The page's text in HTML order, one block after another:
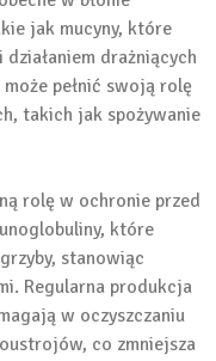
jak mucyny, które
drażniących
pełnić swoją rolę
takich jak spożywanie
rolę w ochronie przed
które
stanowiąc
Regularna produkcja
w oczyszczaniu
co zmniejsza